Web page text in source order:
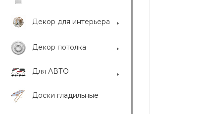
Декор для интерьера
Декор потолка
Для АВТО
Доски гладильные